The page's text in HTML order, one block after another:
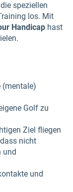
speziellen
los. Mit
Handicap hast
(mentale)
Golf zu
Ziel fliegen
nicht
und
und